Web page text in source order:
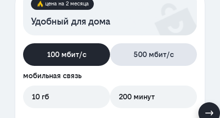
цена на 2 месяца
Удобный для дома
100 мбит/с 500 мбит/с
мобильная связь
10 гб 200 минут